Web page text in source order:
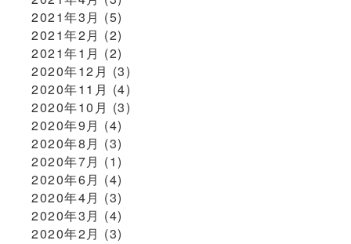
2021年3月 (5)
2021年2月 (2)
2021年1月 (2)
2020年12月 (3)
2020年11月 (4)
2020年10月 (3)
2020年9月 (4)
2020年8月 (3)
2020年7月 (1)
2020年6月 (4)
2020年4月 (3)
2020年3月 (4)
2020年2月 (3)